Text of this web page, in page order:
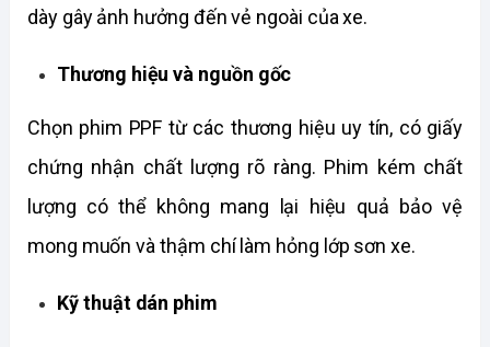
dày gây ảnh hưởng đến vẻ ngoài của xe.
Thương hiệu và nguồn gốc
Chọn phim PPF từ các thương hiệu uy tín, có giấy
chứng nhận chất lượng rõ ràng. Phim kém chất
lượng có thể không mang lại hiệu quả bảo vệ
mong muốn và thậm chí làm hỏng lớp sơn xe.
Kỹ thuật dán phim